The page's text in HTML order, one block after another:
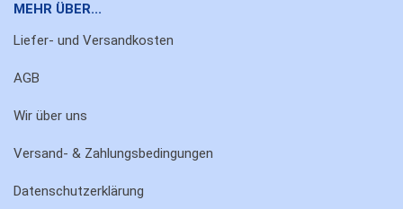
MEHR ÜBER...
Liefer- und Versandkosten
AGB
Wir über uns
Versand- & Zahlungsbedingungen
Datenschutzerklärung